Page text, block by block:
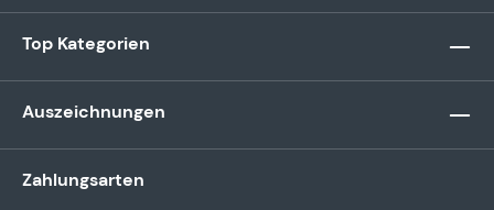
Top Kategorien
Auszeichnungen
Zahlungsarten